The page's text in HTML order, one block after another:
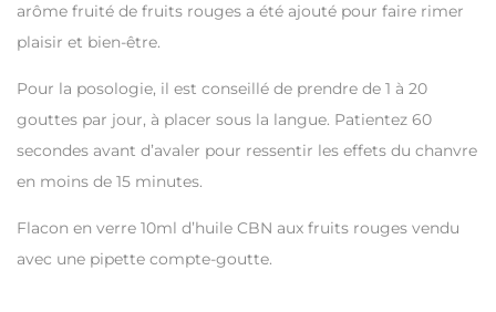
arôme fruité de fruits rouges a été ajouté pour faire rimer
plaisir et bien-être.
Pour la posologie, il est conseillé de prendre de 1 à 20
gouttes par jour, à placer sous la langue. Patientez 60
secondes avant d’avaler pour ressentir les effets du chanvre
en moins de 15 minutes.
Flacon en verre 10ml d’huile CBN aux fruits rouges vendu
avec une pipette compte-goutte.